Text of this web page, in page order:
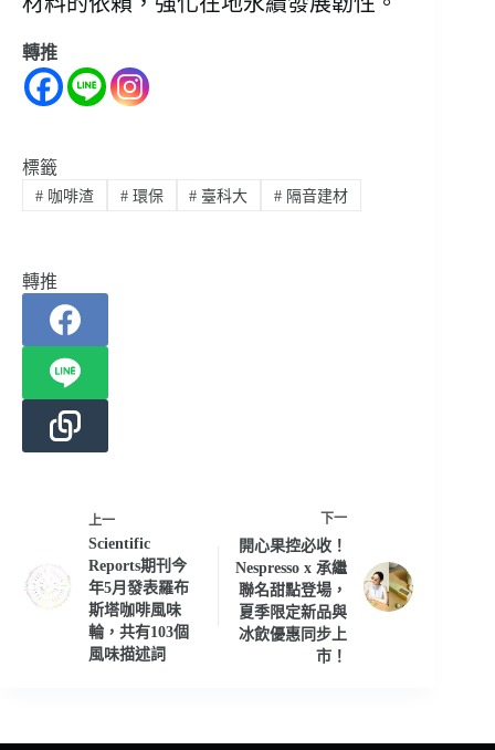
轉推
標籤
#咖啡渣 #環保 # 臺科大 # 隔音建材
轉推
上一
Scientific
Reports期刊今
年5月發表羅布
斯塔咖啡風味
輪，共有103個
風味描述詞
下一
開心果控必收！
Nespresso x 承繼
聯名甜點登場，
夏季限定新品與
冰飲優惠同步上
市！